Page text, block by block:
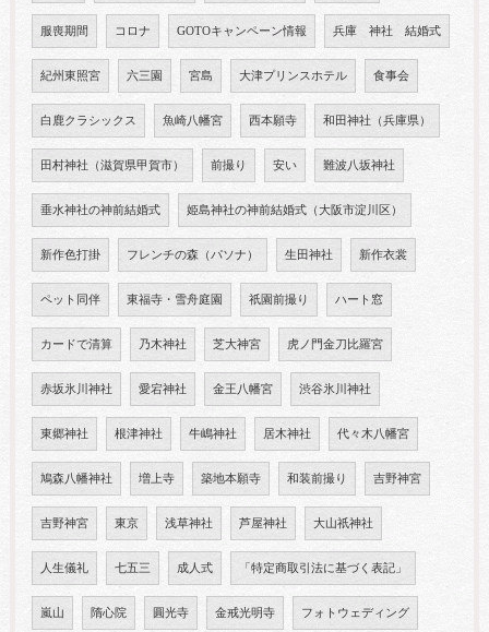
服喪期間 コロナ GOTOキャンペーン情報 兵庫 神社 結婚式
紀州東照宮 六三園 宮島 大津プリンスホテル 食事会
白鹿クラシックス 魚崎八幡宮 西本願寺 和田神社（兵庫県）
田村神社（滋賀県甲賀市） 前撮り 安い 難波八坂神社
垂水神社の神前結婚式 姫島神社の神前結婚式（大阪市淀川区）
新作色打掛 フレンチの森（パソナ） 生田神社 新作衣裳
ペット同伴 東福寺・雪舟庭園 祇園前撮り ハート窓
カードで清算 乃木神社 芝大神宮 虎ノ門金刀比羅宮
赤坂氷川神社 愛宕神社 金王八幡宮 渋谷氷川神社
東郷神社 根津神社 牛嶋神社 居木神社 代々木八幡宮
鳩森八幡神社 増上寺 築地本願寺 和装前撮り 吉野神宮
吉野神宮 東京 浅草神社 芦屋神社 大山祇神社
人生儀礼 七五三 成人式 「特定商取引法に基づく表記」
嵐山 隋心院 圓光寺 金戒光明寺 フォトウェディング